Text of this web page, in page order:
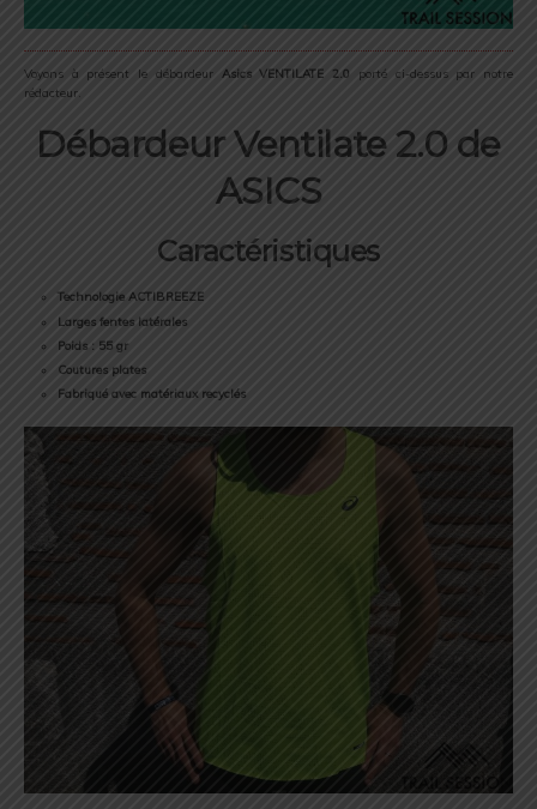
Voyons à présent le débardeur Asics VENTILATE 2.0 porté ci-dessus par notre
rédacteur.
Débardeur Ventilate 2.0 de
ASICS
Caractéristiques
Technologie ACTIBREEZE
Larges fentes latérales
Poids : 55 gr
Coutures plates
Fabriqué avec matériaux recyclés